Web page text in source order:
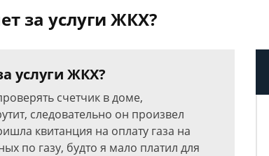
за услуги ЖКХ?
услуги ЖКХ?
счетчик в доме,
следовательно он произвел
квитанция на оплату газа на
по газу, будто я мало платил для